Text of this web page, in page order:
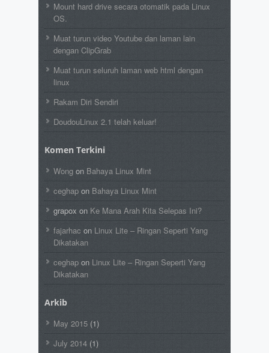
Mount hard drive secara otomatik pada Linux
OS.
Muat turun video Youtube dan laman lain
dengan ClipGrab
Muat turun seluruh laman web html dengan
linux
Rakam Diri Sendiri
DoudouLinux 2.1 telah keluar!
Komen Terkini
Wong on Bahaya Linux Mint
ceghap on Bahaya Linux Mint
grapox on Ke Mana Arah Kita Selepas Ini?
fajarhac on Linux Lite – Ringan Seperti Yang
Dikatakan
ceghap on Linux Lite – Ringan Seperti Yang
Dikatakan
Arkib
May 2015 (1)
July 2014 (1)